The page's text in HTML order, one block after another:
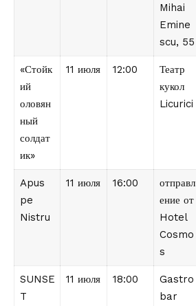
Mihai
Emine
scu, 55
«Стойк
ий
оловян
ный
солдат
ик»
11 июля 12:00
Театр
кукол
Licurici
Apus
pe
Nistru
11 июля 16:00
отправл
ение от
Hotel
Cosmo
s
SUNSE
T
11 июля 18:00
Gastro
bar